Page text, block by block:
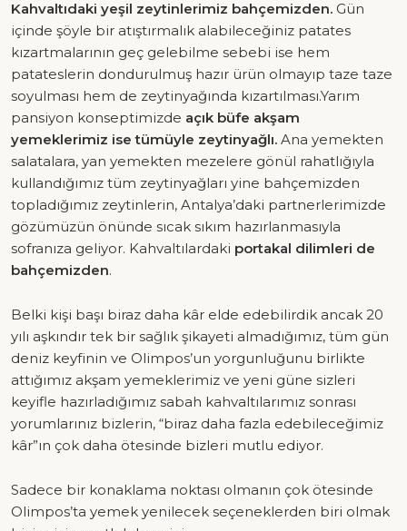
Kahvaltıdaki yeşil zeytinlerimiz bahçemizden. Gün
içinde şöyle bir atıştırmalık alabileceğiniz patates
kızartmalarının geç gelebilme sebebi ise hem
patateslerin dondurulmuş hazır ürün olmayıp taze taze
soyulması hem de zeytinyağında kızartılması.Yarım
pansiyon konseptimizde açık büfe akşam
yemeklerimiz ise tümüyle zeytinyağlı. Ana yemekten
salatalara, yan yemekten mezelere gönül rahatlığıyla
kullandığımız tüm zeytinyağları yine bahçemizden
topladığımız zeytinlerin, Antalya’daki partnerlerimizde
gözümüzün önünde sıcak sıkım hazırlanmasıyla
sofranıza geliyor. Kahvaltılardaki portakal dilimleri de
bahçemizden.
Belki kişi başı biraz daha kâr elde edebilirdik ancak 20
yılı aşkındır tek bir sağlık şikayeti almadığımız, tüm gün
deniz keyfinin ve Olimpos’un yorgunluğunu birlikte
attığımız akşam yemeklerimiz ve yeni güne sizleri
keyifle hazırladığımız sabah kahvaltılarımız sonrası
yorumlarınız bizlerin, “biraz daha fazla edebileceğimiz
kâr”ın çok daha ötesinde bizleri mutlu ediyor.
Sadece bir konaklama noktası olmanın çok ötesinde
Olimpos’ta yemek yenilecek seçeneklerden biri olmak